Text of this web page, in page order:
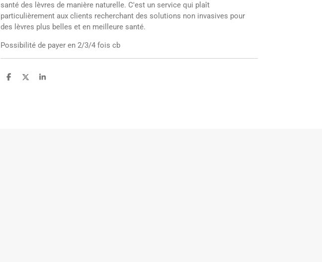
santé des lèvres de manière naturelle. C'est un service qui plaît
particulièrement aux clients recherchant des solutions non invasives pour
des lèvres plus belles et en meilleure santé.
Possibilité de payer en 2/3/4 fois cb
P
P
P